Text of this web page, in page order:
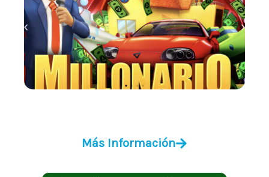
Más Información